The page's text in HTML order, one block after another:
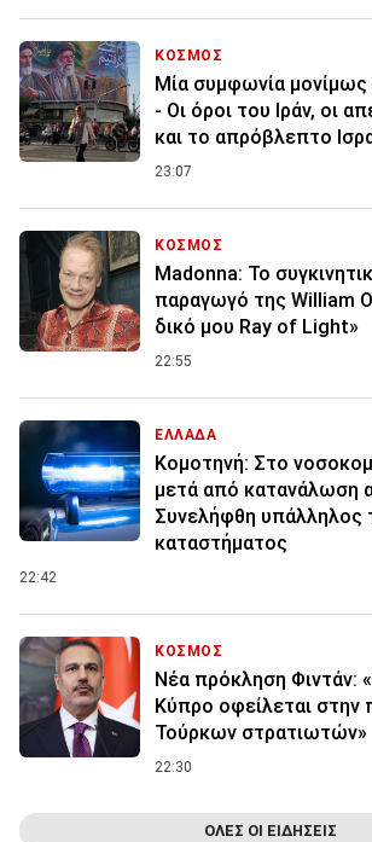
ΚΟΣΜΟΣ
Μία συμφωνία
- Οι όροι του Ιράν, οι
και το απρόβλεπτο
23:07
ΚΟΣΜΟΣ
Madonna: Το
παραγωγό της William
δικό μου Ray of Light»
22:55
ΕΛΛΑΔΑ
Κομοτηνή: Στο
μετά από κατανάλωση
Συνελήφθη υπάλληλος
καταστήματος
22:42
ΚΟΣΜΟΣ
Νέα πρόκληση Φιντάν:
Κύπρο οφείλεται στην
Τούρκων στρατιωτών»
22:30
ΟΛΕΣ ΟΙ ΕΙΔΗΣΕΙΣ